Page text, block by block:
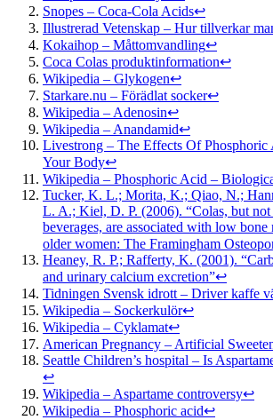
Snopes – Coca-Cola Acids↩
Illustrerad Vetenskap – Hur tillverkar
Kokaihop – Måttomvandling↩
Coca Colas produktinformation↩
Wikipedia – Glykogen↩
Starkare.nu – Förädlat socker↩
Wikipedia – Adenosin↩
Wikipedia – Anandamid↩
Livestrong – The Effects Of Phosphoric
Your Body↩
Wikipedia – Phosphoric Acid –
Tucker, K. L.; Morita, K.; Qiao, N.;
L. A.; Kiel, D. P. (2006). “Colas, but not
beverages, are associated with low
older women: The Framingham
Heaney, R. P.; Rafferty, K. (2001).
and urinary calcium excretion”↩
Tidningen Svensk idrott – Driver kaffe
Wikipedia – Sockerkulör↩
Wikipedia – Cyklamat↩
American Pregnancy – Artificial
Seattle Children’s hospital – Is
↩
Wikipedia – Aspartame controversy↩
Wikipedia – Phosphoric acid↩